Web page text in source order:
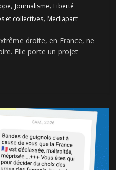
, Journalisme, Liberté
et collectives, Mediapart
droite, en France, ne
Elle porte un projet